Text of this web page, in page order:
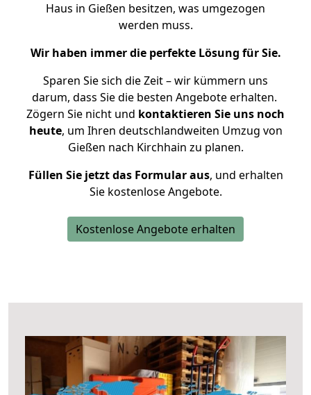
Haus in Gießen besitzen, was umgezogen
werden muss.
Wir haben immer die perfekte Lösung für Sie.
Sparen Sie sich die Zeit – wir kümmern uns
darum, dass Sie die besten Angebote erhalten.
Zögern Sie nicht und kontaktieren Sie uns noch
heute, um Ihren deutschlandweiten Umzug von
Gießen nach Kirchhain zu planen.
Füllen Sie jetzt das Formular aus, und erhalten
Sie kostenlose Angebote.
Kostenlose Angebote erhalten